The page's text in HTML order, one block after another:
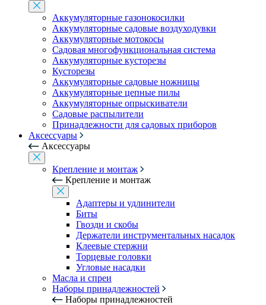
Аккумуляторные газонокосилки
Аккумуляторные садовые воздуходувки
Аккумуляторные мотокосы
Садовая многофункциональная система
Аккумуляторные кусторезы
Кусторезы
Аккумуляторные садовые ножницы
Аккумуляторные цепные пилы
Аккумуляторные опрыскиватели
Садовые распылители
Принадлежности для садовых приборов
Аксессуары
Аксессуары
Крепление и монтаж
Крепление и монтаж
Адаптеры и удлинители
Биты
Гвозди и скобы
Держатели инструментальных насадок
Клеевые стержни
Торцевые головки
Угловые насадки
Масла и спреи
Наборы принадлежностей
Наборы принадлежностей